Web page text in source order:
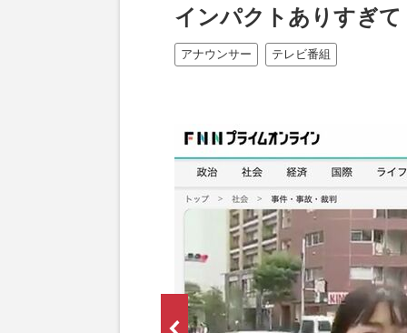
インパクトありすぎ
アナウンサー テレビ番組